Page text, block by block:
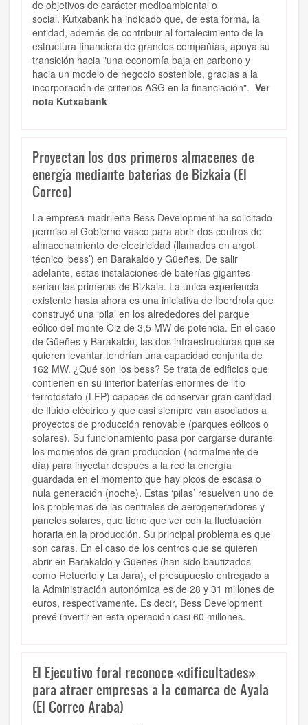
de objetivos de carácter medioambiental o
social. Kutxabank ha indicado que, de esta forma, la
entidad, además de contribuir al fortalecimiento de la
estructura financiera de grandes compañías, apoya su
transición hacia "una economía baja en carbono y
hacia un modelo de negocio sostenible, gracias a la
incorporación de criterios ASG en la financiación". Ver
nota Kutxabank
Proyectan los dos primeros almacenes de
energía mediante baterías de Bizkaia (El
Correo)
La empresa madrileña Bess Development ha solicitado
permiso al Gobierno vasco para abrir dos centros de
almacenamiento de electricidad (llamados en argot
técnico ‘bess’) en Barakaldo y Güeñes. De salir
adelante, estas instalaciones de baterías gigantes
serían las primeras de Bizkaia. La única experiencia
existente hasta ahora es una iniciativa de Iberdrola que
construyó una ‘pila’ en los alrededores del parque
eólico del monte Oiz de 3,5 MW de potencia. En el caso
de Güeñes y Barakaldo, las dos infraestructuras que se
quieren levantar tendrían una capacidad conjunta de
162 MW. ¿Qué son los bess? Se trata de edificios que
contienen en su interior baterías enormes de litio
ferrofosfato (LFP) capaces de conservar gran cantidad
de fluido eléctrico y que casi siempre van asociados a
proyectos de producción renovable (parques eólicos o
solares). Su funcionamiento pasa por cargarse durante
los momentos de gran producción (normalmente de
día) para inyectar después a la red la energía
guardada en el momento que hay picos de escasa o
nula generación (noche). Estas ‘pilas’ resuelven uno de
los problemas de las centrales de aerogeneradores y
paneles solares, que tiene que ver con la fluctuación
horaria en la producción. Su principal problema es que
son caras. En el caso de los centros que se quieren
abrir en Barakaldo y Güeñes (han sido bautizados
como Retuerto y La Jara), el presupuesto entregado a
la Administración autonómica es de 28 y 31 millones de
euros, respectivamente. Es decir, Bess Development
prevé invertir en esta operación casi 60 millones.
El Ejecutivo foral reconoce «dificultades»
para atraer empresas a la comarca de Ayala
(El Correo Araba)